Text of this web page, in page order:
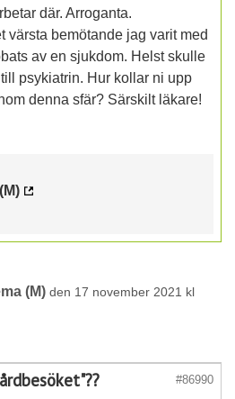
där. Arroganta.
värsta bemötande jag varit med
av en sjukdom. Helst skulle
psykiatrin. Hur kollar ni upp
denna sfär? Särskilt läkare!
(M) den 17 november 2021 kl
#86990